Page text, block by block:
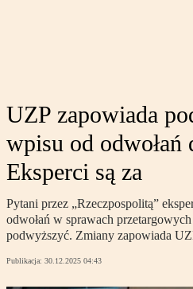
UZP zapowiada
wpisu od odwołań
Eksperci są za
Pytani przez „Rzeczpospolitą”
odwołań w sprawach
podwyższyć. Zmiany zapowiada
Publikacja: 30.12.2025 04:43